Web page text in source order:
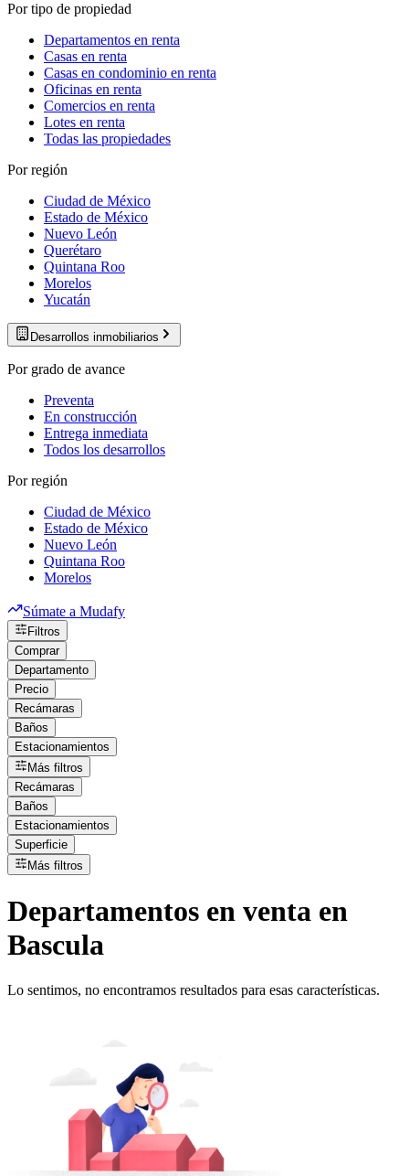
Por tipo de propiedad
Departamentos en renta
Casas en renta
Casas en condominio en renta
Oficinas en renta
Comercios en renta
Lotes en renta
Todas las propiedades
Por región
Ciudad de México
Estado de México
Nuevo León
Querétaro
Quintana Roo
Morelos
Yucatán
Desarrollos inmobiliarios
Por grado de avance
Preventa
En construcción
Entrega inmediata
Todos los desarrollos
Por región
Ciudad de México
Estado de México
Nuevo León
Quintana Roo
Morelos
Súmate a Mudafy
Filtros
Comprar
Departamento
Precio
Recámaras
Baños
Estacionamientos
Más filtros
Recámaras
Baños
Estacionamientos
Superficie
Más filtros
Departamentos en venta en
Bascula
Lo sentimos, no encontramos resultados para esas características.